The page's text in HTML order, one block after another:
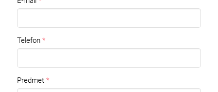
Telefon
Predmet